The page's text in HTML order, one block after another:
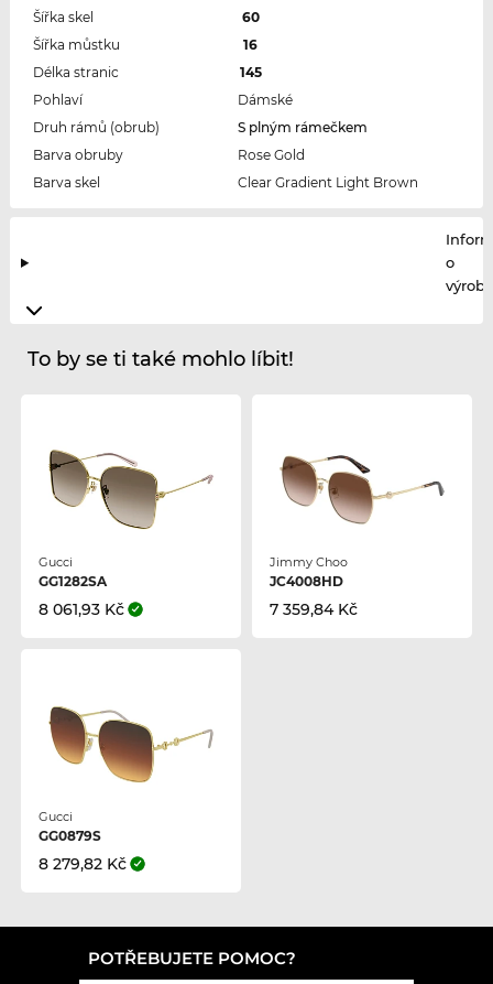
Šířka skel
60
Šířka můstku
16
Délka stranic
145
Pohlaví
Dámské
Druh rámů (obrub)
S plným rámečkem
Barva obruby
Rose Gold
Barva skel
Clear Gradient Light Brown
o
To by se ti také mohlo líbit!
Gucci
GG1282SA
8 061,93 Kč
Jimmy Choo
JC4008HD
7 359,84 Kč
Gucci
GG0879S
8 279,82 Kč
POTŘEBUJETE POMOC?